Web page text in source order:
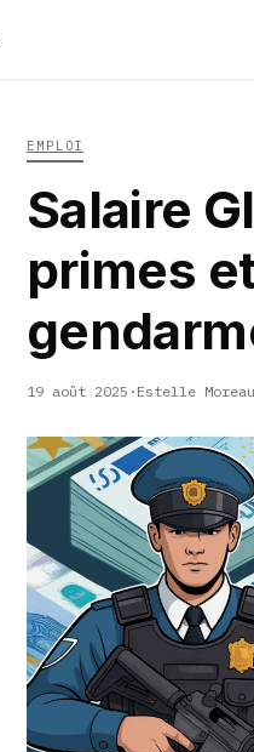
EMPLOI
Salaire
primes
19 août 2025 · Estelle Moreau